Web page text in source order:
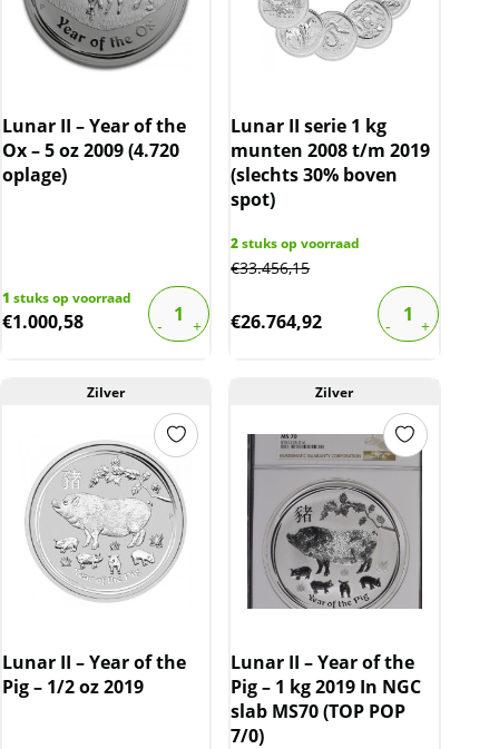
Lunar II – Year of the
Ox – 5 oz 2009 (4.720
oplage)
1 stuks op voorraad
€1.000,58
Lunar II serie 1 kg
munten 2008 t/m 2019
(slechts 30% boven
spot)
2stuks op voorraad
€33.456,15
€26.764,92
Zilver
Lunar II – Year of the
Pig – 1/2 oz 2019
Zilver
Lunar II – Year of the
Pig – 1 kg 2019 In NGC
slab MS70 (TOP POP
7/0)